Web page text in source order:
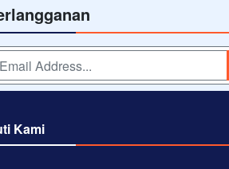
Kami